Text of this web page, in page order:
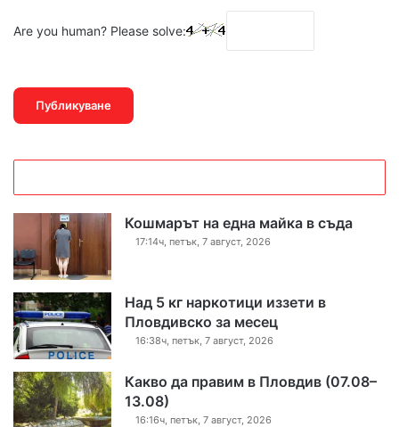
Are you human? Please solve:
Кошмарът на една майка в съда
17:14ч, петък, 7 август, 2026
Над 5 кг наркотици иззети в
Пловдивско за месец
16:38ч, петък, 7 август, 2026
Какво да правим в Пловдив (07.08–
13.08)
16:16ч, петък, 7 август, 2026